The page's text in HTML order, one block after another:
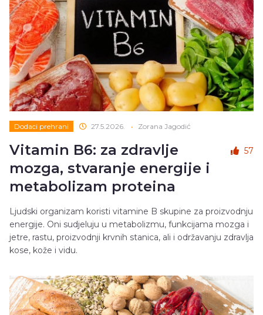
Dodaci prehrani 27.5.2026. • Zorana Jagodić
Vitamin B6: za zdravlje
mozga, stvaranje energije i
metabolizam proteina
57
Ljudski organizam koristi vitamine B skupine za proizvodnju
energije. Oni sudjeluju u metabolizmu, funkcijama mozga i
jetre, rastu, proizvodnji krvnih stanica, ali i održavanju zdravlja
kose, kože i vidu.